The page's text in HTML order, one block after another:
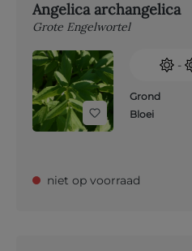
Angelica archangelica
Grote Engelwortel
-
Grond
Bloei
niet op voorraad